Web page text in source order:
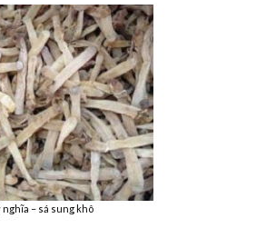
nghĩa – sá sung khô